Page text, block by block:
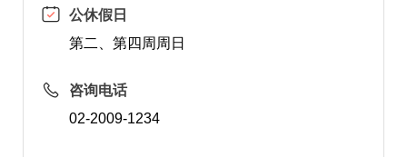
公休假日
第二、第四周周日
咨询电话
02-2009-1234